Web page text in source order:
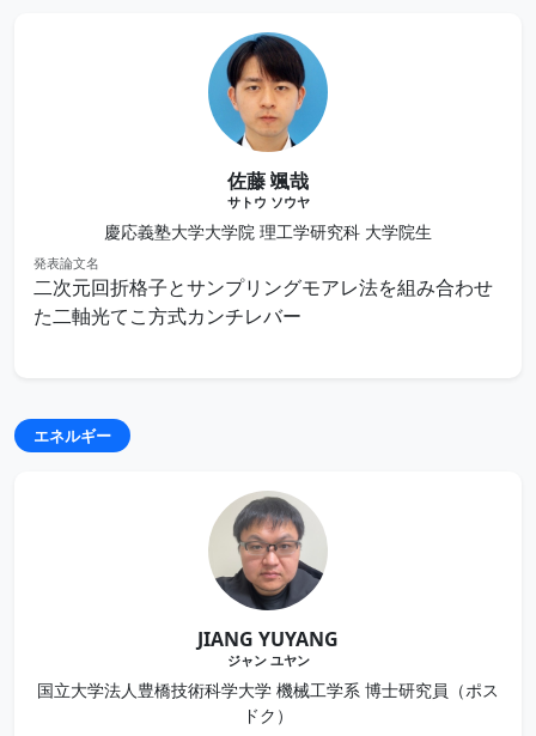
佐藤 颯哉
サトウ ソウヤ
慶応義塾大学大学院 理工学研究科 大学院生
発表論文名
二次元回折格子とサンプリングモアレ法を組み合わせ
た二軸光てこ方式カンチレバー
エネルギー
JIANG YUYANG
ジャン ユヤン
国立大学法人豊橋技術科学大学 機械工学系 博士研究員（ポス
ドク）